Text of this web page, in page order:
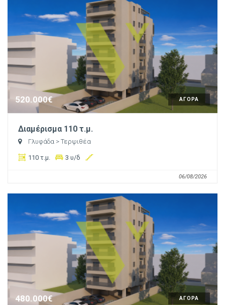
ΑΓΟΡΑ
520.000€
Διαμέρισμα 110 τ.μ.
Γλυφάδα > Τερψιθέα
110 τ.μ. 3 υ/δ
06/08/2026
ΑΓΟΡΑ
480.000€